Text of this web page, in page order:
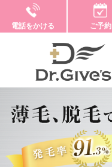
電話をかける ご予約